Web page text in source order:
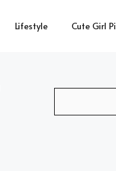
Lifestyle Cute Girl